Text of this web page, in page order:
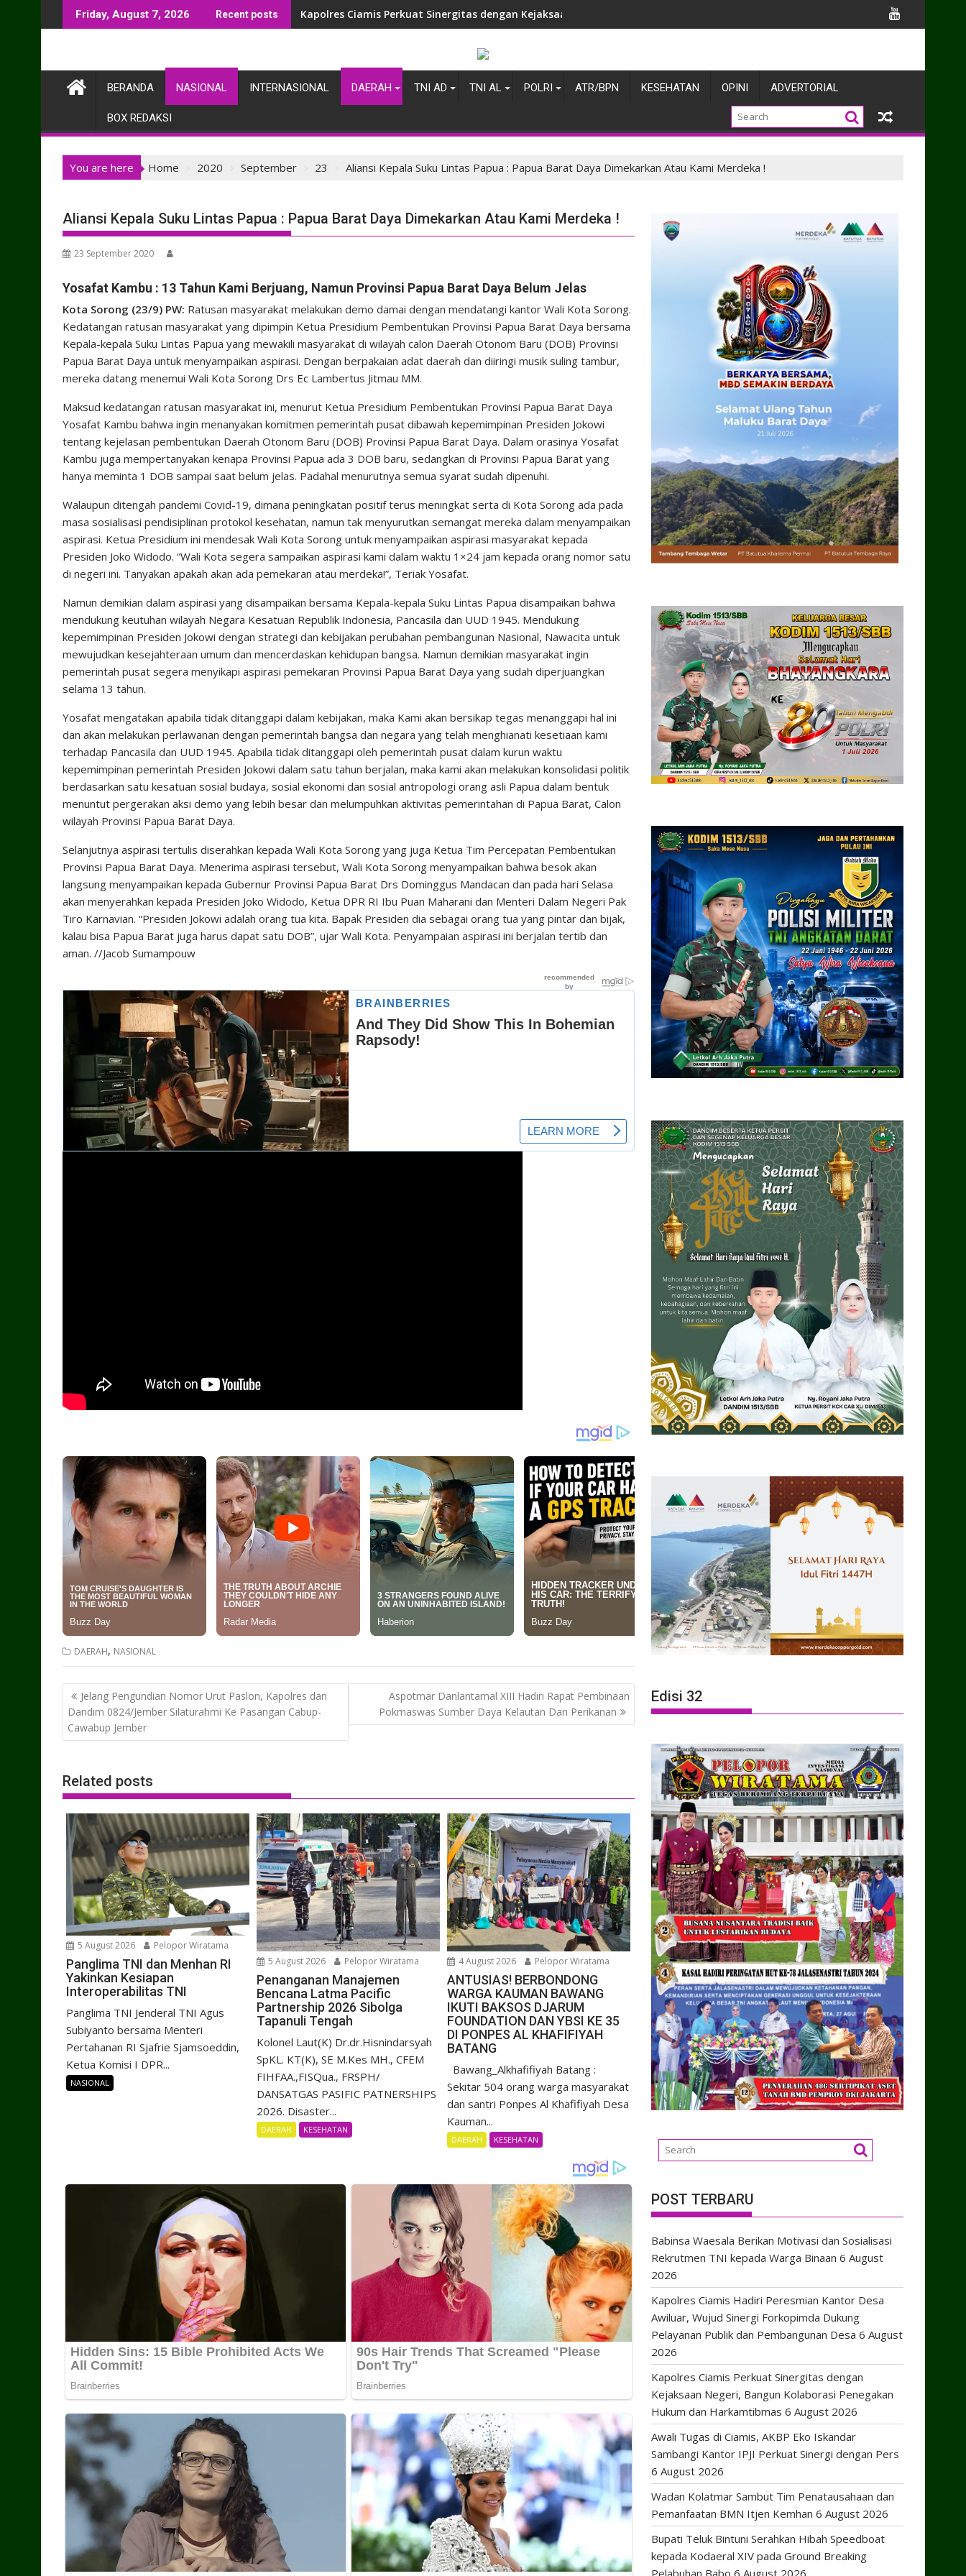
to
Friday, August 7, 2026 Recent posts Kapolres Ciamis Perkuat Sinergitas dengan Kejaksaan Negeri, Bangun Kolaborasi Penegakan Hukum dan Harkamtibmas
BERANDA NASIONAL INTERNASIONAL DAERAH TNI AD TNI AL POLRI ATR/BPN KESEHATAN OPINI ADVERTORIAL
BOX REDAKSI
You are here Home 2020 September 23 Aliansi Kepala Suku Lintas Papua : Papua Barat Daya Dimekarkan Atau Kami Merdeka !
Aliansi Kepala Suku Lintas Papua : Papua Barat Daya Dimekarkan Atau Kami Merdeka !
23 September 2020
Yosafat Kambu : 13 Tahun Kami Berjuang, Namun Provinsi Papua Barat Daya Belum Jelas
Kota Sorong (23/9) PW: Ratusan masyarakat melakukan demo damai dengan mendatangi kantor Wali Kota Sorong.
Kedatangan ratusan masyarakat yang dipimpin Ketua Presidium Pembentukan Provinsi Papua Barat Daya bersama
Kepala-kepala Suku Lintas Papua yang mewakili masyarakat di wilayah calon Daerah Otonom Baru (DOB) Provinsi
Papua Barat Daya untuk menyampaikan aspirasi. Dengan berpakaian adat daerah dan diiringi musik suling tambur,
mereka datang menemui Wali Kota Sorong Drs Ec Lambertus Jitmau MM.
Maksud kedatangan ratusan masyarakat ini, menurut Ketua Presidium Pembentukan Provinsi Papua Barat Daya
Yosafat Kambu bahwa ingin menanyakan komitmen pemerintah pusat dibawah kepemimpinan Presiden Jokowi
tentang kejelasan pembentukan Daerah Otonom Baru (DOB) Provinsi Papua Barat Daya. Dalam orasinya Yosafat
Kambu juga mempertanyakan kenapa Provinsi Papua ada 3 DOB baru, sedangkan di Provinsi Papua Barat yang
hanya meminta 1 DOB sampai saat belum jelas. Padahal menurutnya semua syarat sudah dipenuhi.
Walaupun ditengah pandemi Covid-19, dimana peningkatan positif terus meningkat serta di Kota Sorong ada pada
masa sosialisasi pendisiplinan protokol kesehatan, namun tak menyurutkan semangat mereka dalam menyampaikan
aspirasi. Ketua Presidium ini mendesak Wali Kota Sorong untuk menyampaikan aspirasi masyarakat kepada
Presiden Joko Widodo. “Wali Kota segera sampaikan aspirasi kami dalam waktu 1×24 jam kepada orang nomor satu
di negeri ini. Tanyakan apakah akan ada pemekaran atau merdeka!”, Teriak Yosafat.
Namun demikian dalam aspirasi yang disampaikan bersama Kepala-kepala Suku Lintas Papua disampaikan bahwa
mendukung keutuhan wilayah Negara Kesatuan Republik Indonesia, Pancasila dan UUD 1945. Mendukung
kepemimpinan Presiden Jokowi dengan strategi dan kebijakan perubahan pembangunan Nasional, Nawacita untuk
mewujudkan kesejahteraan umum dan mencerdaskan kehidupan bangsa. Namun demikian masyarakat ingin
pemerintah pusat segera menyikapi aspirasi pemekaran Provinsi Papua Barat Daya yang sudah diperjuangkan
selama 13 tahun.
Yosafat mengatakan apabila tidak ditanggapi dalam kebijakan, maka Kami akan bersikap tegas menanggapi hal ini
dan akan melakukan perlawanan dengan pemerintah bangsa dan negara yang telah menghianati kesetiaan kami
terhadap Pancasila dan UUD 1945. Apabila tidak ditanggapi oleh pemerintah pusat dalam kurun waktu
kepemimpinan pemerintah Presiden Jokowi dalam satu tahun berjalan, maka kami akan melakukan konsolidasi politik
berdasarkan satu kesatuan sosial budaya, sosial ekonomi dan sosial antropologi orang asli Papua dalam bentuk
menuntut pergerakan aksi demo yang lebih besar dan melumpuhkan aktivitas pemerintahan di Papua Barat, Calon
wilayah Provinsi Papua Barat Daya.
Selanjutnya aspirasi tertulis diserahkan kepada Wali Kota Sorong yang juga Ketua Tim Percepatan Pembentukan
Provinsi Papua Barat Daya. Menerima aspirasi tersebut, Wali Kota Sorong menyampaikan bahwa besok akan
langsung menyampaikan kepada Gubernur Provinsi Papua Barat Drs Dominggus Mandacan dan pada hari Selasa
akan menyerahkan kepada Presiden Joko Widodo, Ketua DPR RI Ibu Puan Maharani dan Menteri Dalam Negeri Pak
Tiro Karnavian. “Presiden Jokowi adalah orang tua kita. Bapak Presiden dia sebagai orang tua yang pintar dan bijak,
kalau bisa Papua Barat juga harus dapat satu DOB”, ujar Wali Kota. Penyampaian aspirasi ini berjalan tertib dan
aman. //Jacob Sumampouw
DAERAH, NASIONAL
Post
navigation
Jelang Pengundian Nomor Urut Paslon, Kapolres dan
Dandim 0824/Jember Silaturahmi Ke Pasangan Cabup-
Cawabup Jember
Aspotmar Danlantamal XIII Hadiri Rapat Pembinaan
Pokmaswas Sumber Daya Kelautan Dan Perikanan
Related posts
5 August 2026 Pelopor Wiratama
Panglima TNI dan Menhan RI
Yakinkan Kesiapan
Interoperabilitas TNI
Panglima TNI Jenderal TNI Agus
Subiyanto bersama Menteri
Pertahanan RI Sjafrie Sjamsoeddin,
Ketua Komisi I DPR...
NASIONAL
5 August 2026 Pelopor Wiratama
Penanganan Manajemen
Bencana Latma Pacific
Partnership 2026 Sibolga
Tapanuli Tengah
Kolonel Laut(K) Dr.dr.Hisnindarsyah
SpKL. KT(K), SE M.Kes MH., CFEM
FIHFAA.,FISQua., FRSPH/
DANSATGAS PASIFIC PATNERSHIPS
2026. Disaster...
DAERAH KESEHATAN
4 August 2026 Pelopor Wiratama
ANTUSIAS! BERBONDONG
WARGA KAUMAN BAWANG
IKUTI BAKSOS DJARUM
FOUNDATION DAN YBSI KE 35
DI PONPES AL KHAFIFIYAH
BATANG
Bawang_Alkhafifiyah Batang :
Sekitar 504 orang warga masyarakat
dan santri Ponpes Al Khafifiyah Desa
Kauman...
DAERAH KESEHATAN
Edisi 32
POST TERBARU
Babinsa Waesala Berikan Motivasi dan Sosialisasi
Rekrutmen TNI kepada Warga Binaan 6 August
2026
Kapolres Ciamis Hadiri Peresmian Kantor Desa
Awiluar, Wujud Sinergi Forkopimda Dukung
Pelayanan Publik dan Pembangunan Desa 6 August
2026
Kapolres Ciamis Perkuat Sinergitas dengan
Kejaksaan Negeri, Bangun Kolaborasi Penegakan
Hukum dan Harkamtibmas 6 August 2026
Awali Tugas di Ciamis, AKBP Eko Iskandar
Sambangi Kantor IPJI Perkuat Sinergi dengan Pers
6 August 2026
Wadan Kolatmar Sambut Tim Penatausahaan dan
Pemanfaatan BMN Itjen Kemhan 6 August 2026
Bupati Teluk Bintuni Serahkan Hibah Speedboat
kepada Kodaeral XIV pada Ground Breaking
Pelabuhan Babo 6 August 2026